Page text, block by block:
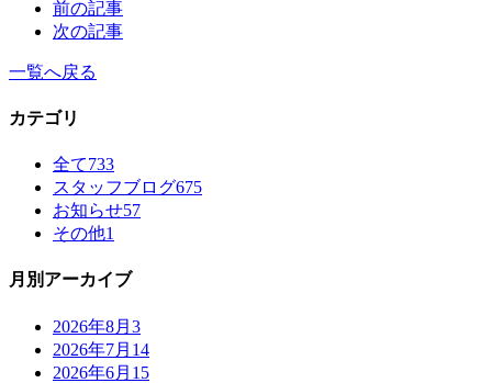
前の記事
次の記事
一覧へ戻る
カテゴリ
全て733
スタッフブログ675
お知らせ57
その他1
月別アーカイブ
2026年8月 3
2026年7月 14
2026年6月 15